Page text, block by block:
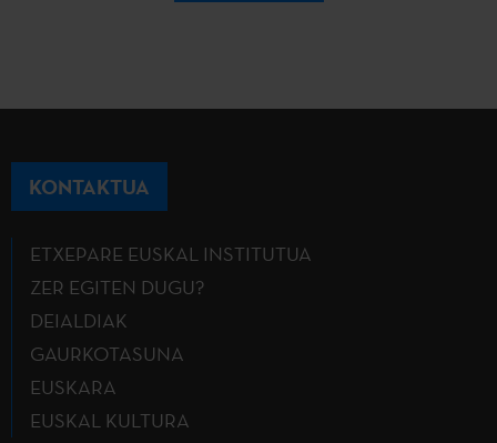
KONTAKTUA
ETXEPARE EUSKAL INSTITUTUA
ZER EGITEN DUGU?
DEIALDIAK
GAURKOTASUNA
EUSKARA
EUSKAL KULTURA